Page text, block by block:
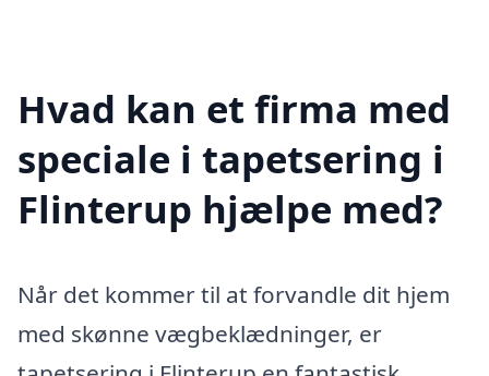
Hvad kan et firma med
speciale i tapetsering i
Flinterup hjælpe med?
Når det kommer til at forvandle dit hjem
med skønne vægbeklædninger, er